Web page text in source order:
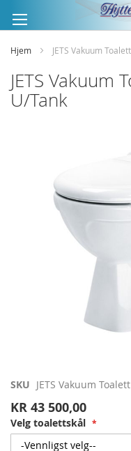
til
innhold
Hjem JETS Vakuum
JETS Vakuum
U/Tank
SKU JETS Vakuum
KR 43 500,00
Velg toalettskål
bildegalleri
Gå
begynnelsen
av
bildegalleri